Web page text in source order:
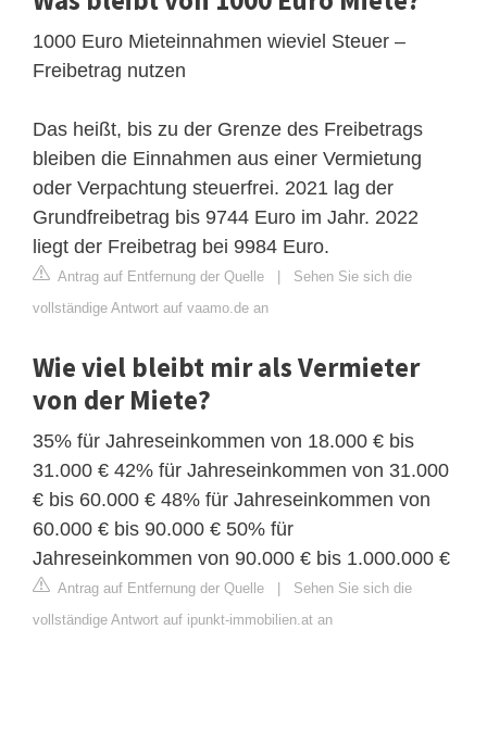
1000 Euro Mieteinnahmen wieviel Steuer –
Freibetrag nutzen
Das heißt, bis zu der Grenze des Freibetrags
bleiben die Einnahmen aus einer Vermietung
oder Verpachtung steuerfrei. 2021 lag der
Grundfreibetrag bis 9744 Euro im Jahr. 2022
liegt der Freibetrag bei 9984 Euro.
Antrag auf Entfernung der Quelle
Sehen Sie sich die
vollständige Antwort auf vaamo.de an
Wie viel bleibt mir als Vermieter
von der Miete?
35% für Jahreseinkommen von 18.000 € bis
31.000 € 42% für Jahreseinkommen von 31.000
€ bis 60.000 € 48% für Jahreseinkommen von
60.000 € bis 90.000 € 50% für
Jahreseinkommen von 90.000 € bis 1.000.000 €
Antrag auf Entfernung der Quelle
Sehen Sie sich die
vollständige Antwort auf ipunkt-immobilien.at an